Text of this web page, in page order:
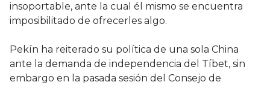
insoportable, ante la cual él mismo se encuentra
imposibilitado de ofrecerles algo.
Pekín ha reiterado su política de una sola China
ante la demanda de independencia del Tíbet, sin
embargo en la pasada sesión del Consejo de